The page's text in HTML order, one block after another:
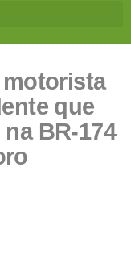
que
BR-174